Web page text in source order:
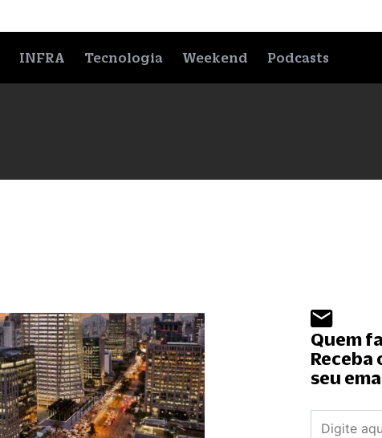
INFRA Tecnologia Weekend Podcasts
Quem
Receba
seu